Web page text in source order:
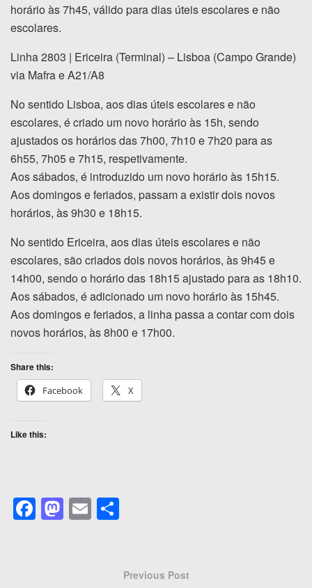
horário às 7h45, válido para dias úteis escolares e não
escolares.
Linha 2803 | Ericeira (Terminal) – Lisboa (Campo Grande)
via Mafra e A21/A8
No sentido Lisboa, aos dias úteis escolares e não
escolares, é criado um novo horário às 15h, sendo
ajustados os horários das 7h00, 7h10 e 7h20 para as
6h55, 7h05 e 7h15, respetivamente.
Aos sábados, é introduzido um novo horário às 15h15.
Aos domingos e feriados, passam a existir dois novos
horários, às 9h30 e 18h15.
No sentido Ericeira, aos dias úteis escolares e não
escolares, são criados dois novos horários, às 9h45 e
14h00, sendo o horário das 18h15 ajustado para as 18h10.
Aos sábados, é adicionado um novo horário às 15h45.
Aos domingos e feriados, a linha passa a contar com dois
novos horários, às 8h00 e 17h00.
Share this:
Facebook
X
Like this:
F
a
M
a
E
m
e
Previous Post